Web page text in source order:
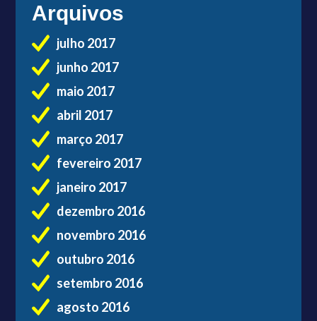
Arquivos
julho 2017
junho 2017
maio 2017
abril 2017
março 2017
fevereiro 2017
janeiro 2017
dezembro 2016
novembro 2016
outubro 2016
setembro 2016
agosto 2016